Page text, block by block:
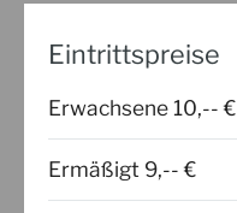
Eintrittspreise
Erwachsene 10,-- €
Ermäßigt 9,-- €